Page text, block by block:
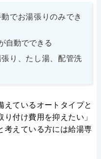
でお湯張りのみでき
自動でできる
り、たし湯、配管洗
えているオートタイプと
付け費用を抑えたい」
考えている方には給湯専